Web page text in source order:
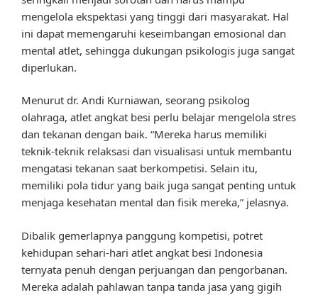
mengelola ekspektasi yang tinggi dari masyarakat. Hal
ini dapat memengaruhi keseimbangan emosional dan
mental atlet, sehingga dukungan psikologis juga sangat
diperlukan.
Menurut dr. Andi Kurniawan, seorang psikolog
olahraga, atlet angkat besi perlu belajar mengelola stres
dan tekanan dengan baik. “Mereka harus memiliki
teknik-teknik relaksasi dan visualisasi untuk membantu
mengatasi tekanan saat berkompetisi. Selain itu,
memiliki pola tidur yang baik juga sangat penting untuk
menjaga kesehatan mental dan fisik mereka,” jelasnya.
Dibalik gemerlapnya panggung kompetisi, potret
kehidupan sehari-hari atlet angkat besi Indonesia
ternyata penuh dengan perjuangan dan pengorbanan.
Mereka adalah pahlawan tanpa tanda jasa yang gigih